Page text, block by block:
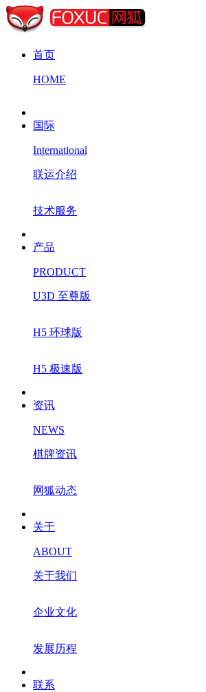
首页
HOME
国际
International
联运介绍
技术服务
产品
PRODUCT
U3D 至尊版
H5 环球版
H5 极速版
资讯
NEWS
棋牌资讯
网狐动态
关于
ABOUT
关于我们
企业文化
发展历程
联系